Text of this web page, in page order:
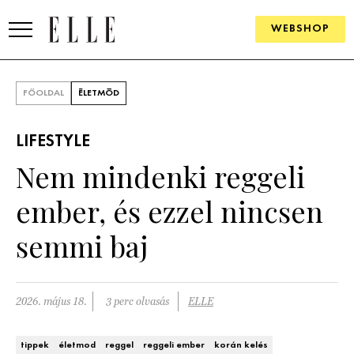
WEBSHOP
SZÉPSÉG
ÉLETMÓD
PÁRKAPCSOLAT
FŐOLDAL ÉLETMÓD
LIFESTYLE
Nem mindenki reggeli
ember, és ezzel nincsen
semmi baj
2026. május 18. 3 perc olvasás ELLE
tippek életmod reggel reggeli ember korán kelés